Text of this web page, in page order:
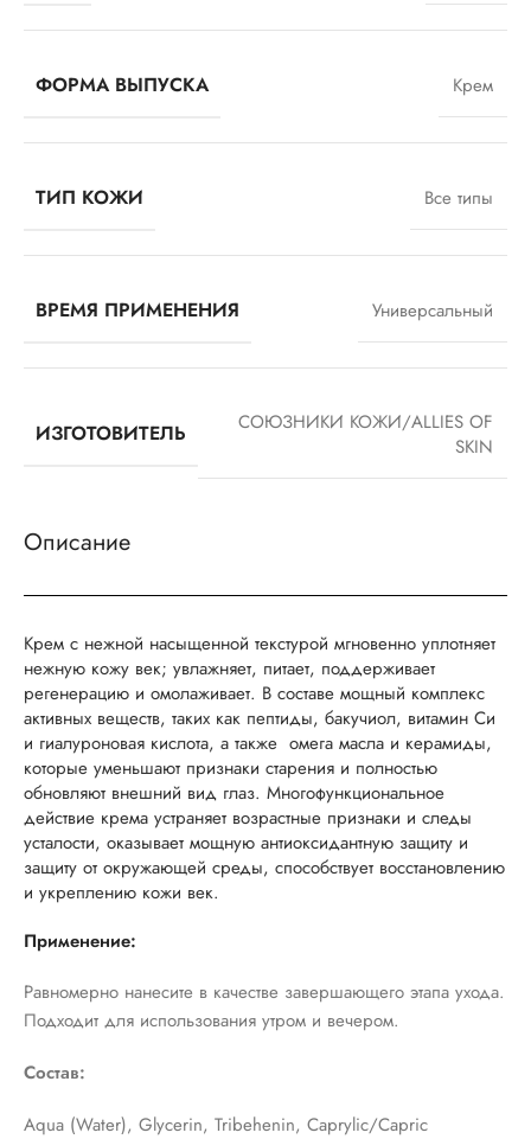
ФОРМА ВЫПУСКА Крем
ТИП КОЖИ Все типы
ВРЕМЯ ПРИМЕНЕНИЯ Универсальный
ИЗГОТОВИТЕЛЬ
СОЮЗНИКИ КОЖИ/ALLIES OF
SKIN
Описание
Крем с нежной насыщенной текстурой мгновенно уплотняет
нежную кожу век; увлажняет, питает, поддерживает
регенерацию и омолаживает. В составе мощный комплекс
активных веществ, таких как пептиды, бакучиол, витамин Си
и гиалуроновая кислота, а также омега масла и керамиды,
которые уменьшают признаки старения и полностью
обновляют внешний вид глаз. Многофункциональное
действие крема устраняет возрастные признаки и следы
усталости, оказывает мощную антиоксидантную защиту и
защиту от окружающей среды, способствует восстановлению
и укреплению кожи век.
Применение:
Равномерно нанесите в качестве завершающего этапа ухода.
Подходит для использования утром и вечером.
Состав:
Aqua (Water), Glycerin, Tribehenin, Caprylic/Capric